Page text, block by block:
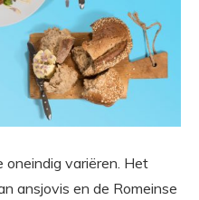
oneindig variëren. Het
ansjovis en de Romeinse